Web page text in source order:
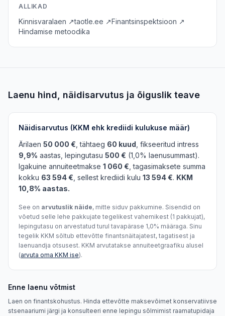
ALLIKAD
Kinnisvaralaen ↗taotle.ee ↗Finantsinspektsioon ↗
Hindamise metoodika
Laenu hind, näidisarvutus ja õiguslik teave
Näidisarvutus (KKM ehk krediidi kulukuse määr)
Ärilaen 50 000 € , tähtaeg 60 kuud , fikseeritud intress
9,9% aastas, lepingutasu 500 € (1,0% laenusummast).
Igakuine annuiteetmakse 1 060 € , tagasimaksete summa
kokku 63 594 € , sellest krediidi kulu 13 594 €. KKM
10,8% aastas.
See on arvutuslik näide, mitte siduv pakkumine. Sisendid on
võetud selle lehe pakkujate tegelikest vahemikest (1 pakkujat),
lepingutasu on arvestatud turul tavapärase 1,0% määraga. Sinu
tegelik KKM sõltub ettevõtte finantsnäitajatest, tagatisest ja
laenuandja otsusest. KKM arvutatakse annuiteetgraafiku alusel
(arvuta oma KKM ise).
Enne laenu võtmist
Laen on finantskohustus. Hinda ettevõtte maksevõimet konservatiivse
stsenaariumi järgi ja konsulteeri enne lepingu sõlmimist raamatupidaja